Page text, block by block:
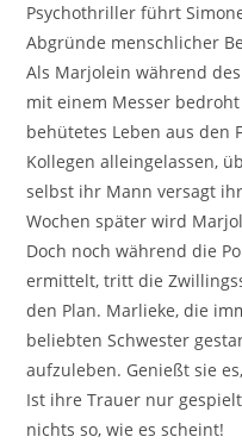
Psychothriller führt
Abgründe menschlicher
Als Marjolein während
mit einem Messer
behütetes Leben aus den
Kollegen alleingelassen,
selbst ihr Mann versagt
Wochen später wird
Doch noch während die
ermittelt, tritt die
den Plan. Marlieke, die
beliebten Schwester
aufzuleben. Genießt sie
Ist ihre Trauer nur
nichts so, wie es scheint!